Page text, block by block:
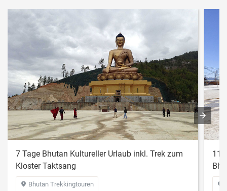
7 Tage Bhutan Kultureller Urlaub inkl. Trek zum
Kloster Taktsang
 Bhutan Trekkingtouren
11
